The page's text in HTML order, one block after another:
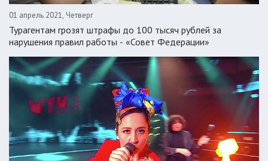
01 апрель 2021, Четверг
Турагентам грозят штрафы до 100 тысяч рублей за
нарушения правил работы - «Совет Федерации»